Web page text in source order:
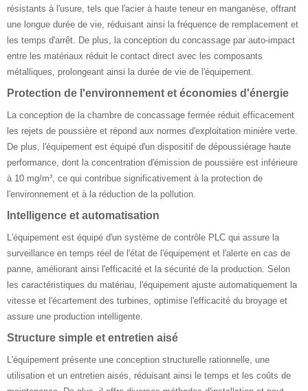
résistants à l'usure, tels que l'acier à haute teneur en manganèse, offrant
une longue durée de vie, réduisant ainsi la fréquence de remplacement et
les temps d'arrêt. De plus, la conception du concassage par auto-impact
entre les matériaux réduit le contact direct avec les composants
métalliques, prolongeant ainsi la durée de vie de l'équipement.
Protection de l'environnement et économies d'énergie
La conception de la chambre de concassage fermée réduit efficacement
les rejets de poussière et répond aux normes d'exploitation minière verte.
De plus, l'équipement est équipé d'un dispositif de dépoussiérage haute
performance, dont la concentration d'émission de poussière est inférieure
à 10 mg/m³, ce qui contribue significativement à la protection de
l'environnement et à la réduction de la pollution.
Intelligence et automatisation
L'équipement est équipé d'un système de contrôle PLC qui assure la
surveillance en temps réel de l'état de l'équipement et l'alerte en cas de
panne, améliorant ainsi l'efficacité et la sécurité de la production. Selon
les caractéristiques du matériau, l'équipement ajuste automatiquement la
vitesse et l'écartement des turbines, optimise l'efficacité du broyage et
assure une production intelligente.
Structure simple et entretien aisé
L'équipement présente une conception structurelle rationnelle, une
utilisation et un entretien aisés, réduisant ainsi le temps et les coûts de